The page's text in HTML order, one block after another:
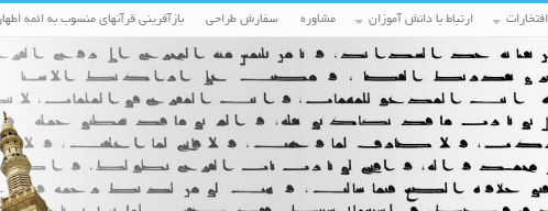
افتخارات ارتباط با دانش آموزان مشاوره سفارش طراحی بازآفرینی قرآنهای منسوب به ائمه اطهار